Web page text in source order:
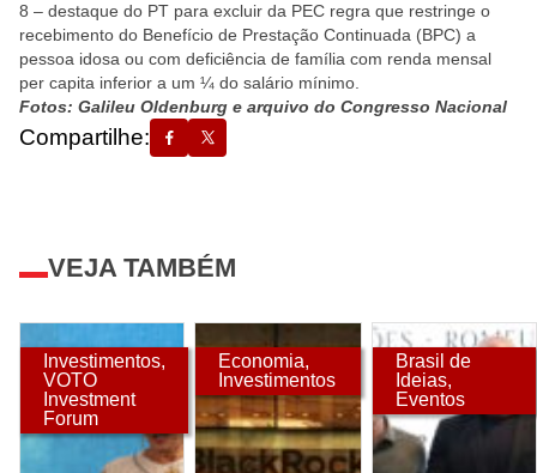
8 – destaque do PT para excluir da PEC regra que restringe o
recebimento do Benefício de Prestação Continuada (BPC) a
pessoa idosa ou com deficiência de família com renda mensal
per capita inferior a um ¼ do salário mínimo.
Fotos: Galileu Oldenburg e arquivo do Congresso Nacional
Compartilhe:
VEJA TAMBÉM
Investimentos,
VOTO
Investment
Forum
Economia,
Investimentos
Brasil de
Ideias,
Eventos